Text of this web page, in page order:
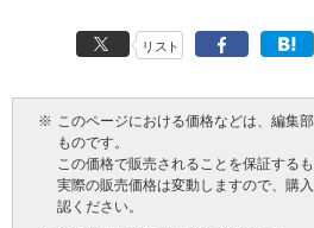
リスト
※ このページにおける価格などは、編集
ものです。
この価格で販売されることを保証するも
実際の販売価格は変動しますので、購
認ください。